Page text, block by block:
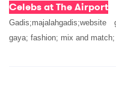
Celebs at The Airport
gaya; fashion; mix and